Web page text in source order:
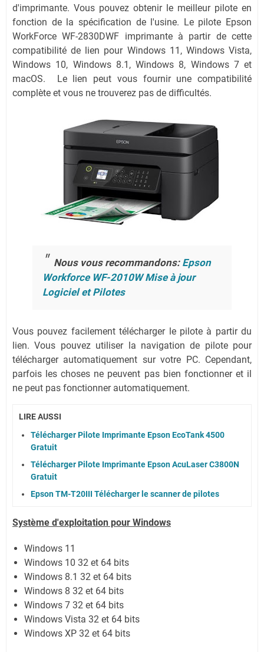
d'imprimante. Vous pouvez obtenir le meilleur pilote en
fonction de la spécification de l'usine. Le pilote Epson
WorkForce WF-2830DWF imprimante à partir de cette
compatibilité de lien pour Windows 11, Windows Vista,
Windows 10, Windows 8.1, Windows 8, Windows 7 et
macOS. Le lien peut vous fournir une compatibilité
complète et vous ne trouverez pas de difficultés.
Nous vous recommandons: Epson
Workforce WF-2010W Mise à jour
Logiciel et Pilotes
Vous pouvez facilement télécharger le pilote à partir du
lien.Vous pouvez utiliser la navigation de pilote pour
télécharger automatiquement sur votre PC. Cependant,
parfois les choses ne peuvent pas bien fonctionner et il
ne peut pas fonctionner automatiquement.
LIRE AUSSI
Télécharger Pilote Imprimante Epson EcoTank 4500
Gratuit
Télécharger Pilote Imprimante Epson AcuLaser C3800N
Gratuit
Epson TM-T20III Télécharger le scanner de pilotes
Système d'exploitation pour Windows
Windows 11
Windows 10 32 et 64 bits
Windows 8.1 32 et 64 bits
Windows 8 32 et 64 bits
Windows 7 32 et 64 bits
Windows Vista 32 et 64 bits
Windows XP 32 et 64 bits